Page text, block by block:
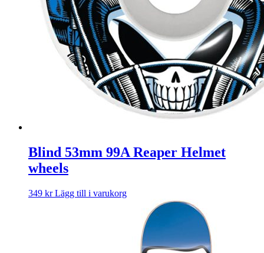
Blind 53mm 99A Reaper Helmet
wheels
349 kr Lägg till i varukorg